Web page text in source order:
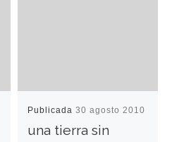
Publicada30 agosto 2010
una tierra sin